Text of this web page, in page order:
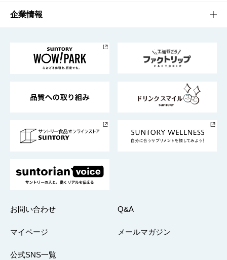
栄養成分一覧
工場見学
地域情報
サントリーホール
サントリーサンバーズ大阪
サステナビリティTOP
サントリーが考えるサステナビリティ経営
企業情報
企業概要
採用情報
お問い合わせ Q&A
マイページ メールマガジン
公式SNS一覧